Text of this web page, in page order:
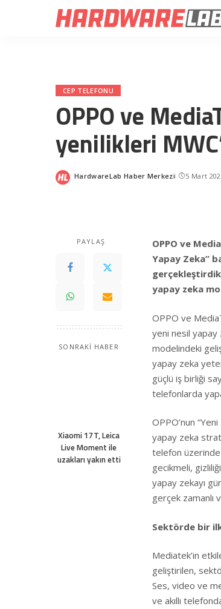
CEP TELEFONU
OPPO ve
yenilikleri
Posted
HardwareLab Haber Merkezi 5 Mart
PAYLAŞ
SONRAKİ HABER
Xiaomi 17T, Leica
Live Moment ile
uzakları yakın etti
OPPO ve
Yapay Zeka”
yapay zeka
OPPO ve
yeni nesil yapay
modelindeki
yapay zeka
güçlü iş birliği
telefonlarda
OPPO’nun
yapay zeka
telefon üzerinde
gecikmeli,
yapay zekayı
gerçek zamanlı
Sektörde bir
Mediatek’in
geliştirilen,
Ses, video ve
ve akıllı